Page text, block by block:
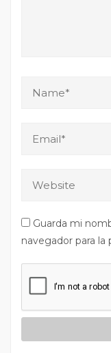
Guarda mi
navegador para